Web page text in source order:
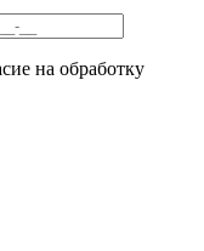
на обработку